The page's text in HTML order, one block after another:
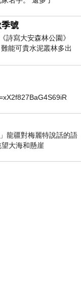
號
詩寫大安森林公園》
能可貴水泥叢林多出
龍疆對梅麗特說話的語
大海和懸崖